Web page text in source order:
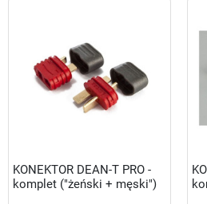
KONEKTOR DEAN-T PRO -
komplet ("żeński + męski")